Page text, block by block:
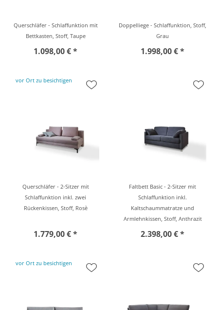
Querschläfer - Schlaffunktion mit
Bettkasten, Stoff, Taupe
1.098,00 € *
Doppelliege - Schlaffunktion, Stoff,
Grau
1.998,00 € *
vor Ort zu besichtigen
Querschläfer - 2-Sitzer mit
Schlaffunktion inkl. zwei
Rückenkissen, Stoff, Rosè
1.779,00 € *
Faltbett Basic - 2-Sitzer mit
Schlaffunktion inkl.
Kaltschaummatratze und
Armlehnkissen, Stoff, Anthrazit
2.398,00 € *
vor Ort zu besichtigen